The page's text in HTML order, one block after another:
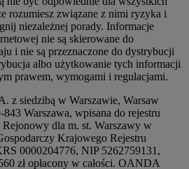
rozumiesz związane z nimi ryzyka i
niezależnej porady. Informacje
nie są skierowane do
i nie są przeznaczone do dystrybucji
albo użytkowanie tych informacji
prawem, wymogami i regulacjami.
z siedzibą w Warszawie, Warsaw
Warszawa, wpisana do rejestru
dla m. st. Warszawy w
Krajowego Rejestru
0000204776, NIP 5262759131,
zł opłacony w całości. OANDA